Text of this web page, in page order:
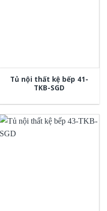
Tủ nội thất kệ bếp 41-
TKB-SGD